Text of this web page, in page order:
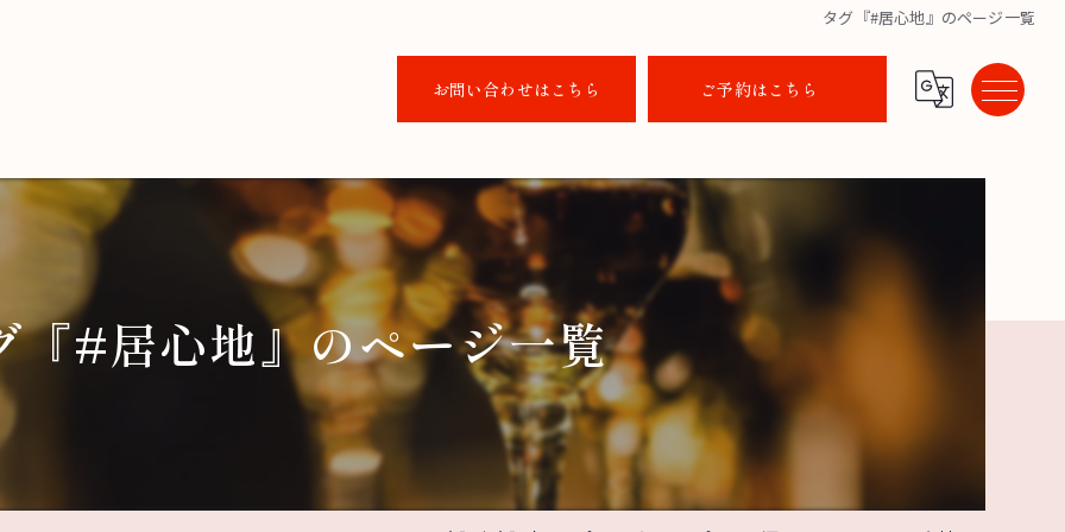
タグ『#居心地』のページ一覧
お問い合わせはこちら ご予約はこちら
『#居心地』のページ一覧